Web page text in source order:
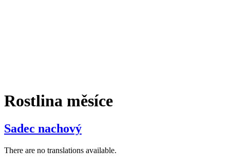
Rostlina měsíce
Sadec nachový
There are no translations available.